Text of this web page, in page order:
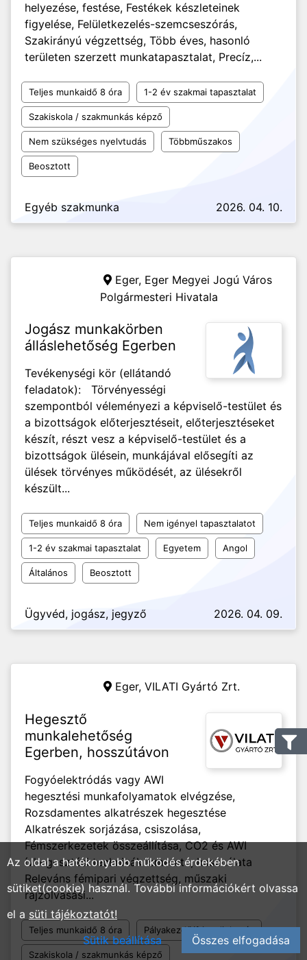
helyezése, festése, Festékek készleteinek
figyelése, Felületkezelés-szemcseszórás,
Szakirányú végzettség, Több éves, hasonló
területen szerzett munkatapasztalat, Precíz,...
Teljes munkaidő 8 óra 1-2 év szakmai tapasztalat
Szakiskola / szakmunkás képző
Nem szükséges nyelvtudás Többműszakos
Beosztott
Egyéb szakmunka 2026. 04. 10.
Eger, Eger Megyei Jogú Város
Polgármesteri Hivatala
Jogász munkakörben
álláslehetőség Egerben
Tevékenységi kör (ellátandó
feladatok): Törvényességi
szempontból véleményezi a képviselő-testület és
a bizottságok előterjesztéseit, előterjesztéseket
készít, részt vesz a képviselő-testület és a
bizottságok ülésein, munkájával elősegíti az
ülések törvényes működését, az ülésekről
készült...
Teljes munkaidő 8 óra Nem igényel tapasztalatot
1-2 év szakmai tapasztalat Egyetem Angol
Általános Beosztott
Ügyvéd, jogász, jegyző 2026. 04. 09.
Eger, VILATI Gyártó Zrt.
Hegesztő
munkalehetőség
Egerben, hosszútávon
Fogyóelektródás vagy AWI
hegesztési munkafolyamatok elvégzése,
Rozsdamentes alkatrészek hegesztése
Alkatrészek sorjázása, csiszolása,
Fémszerkezetek összeállítása, CO2 és AWI
ívhegesztési technikák ismerete, használata
Releváns fémipari végzettség, műszaki
rajzolvasási...
Teljes munkaidő 8 óra Pályakezdő/friss diplomás
Szakiskola / szakmunkás képző
Az oldal a hatékonyabb működés érdekében
sütiket(cookie) használ. További információkért olvassa
el a süti tájékoztatót!
Sütik beállítása
Összes elfogadása